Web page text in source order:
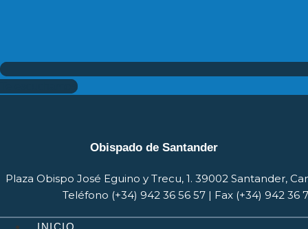
Obispado de Santander
Plaza Obispo José Eguino y Trecu, 1. 39002 Santander,
Teléfono (+34) 942 36 56 57 | Fax (+34) 942 36